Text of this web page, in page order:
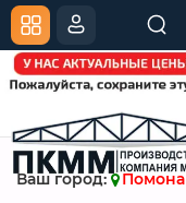
Ваш город:
Помона